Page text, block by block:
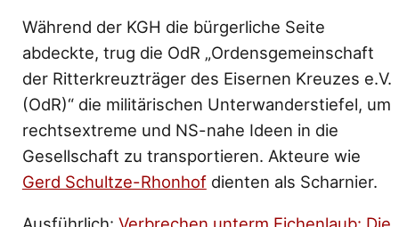
Während der KGH die bürgerliche Seite
abdeckte, trug die OdR „Ordensgemeinschaft
der Ritterkreuzträger des Eisernen Kreuzes e.V.
(OdR)“ die militärischen Unterwanderstiefel, um
rechtsextreme und NS-nahe Ideen in die
Gesellschaft zu transportieren. Akteure wie
Gerd Schultze-Rhonhofdienten als Scharnier.